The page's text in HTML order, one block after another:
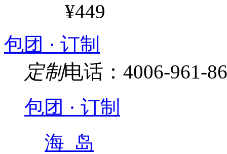
¥449
包团 · 订制
定制电话：4006-961-
包团 · 订制
海 岛